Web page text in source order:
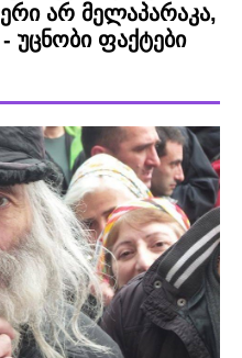
არ მელაპარაკა,
უცნობი ფაქტები